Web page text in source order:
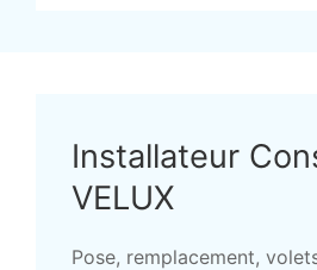
Installateur
VELUX
Pose, remplacement,